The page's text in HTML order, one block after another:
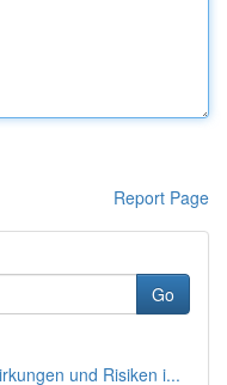
Report Page
Go
und Risiken i...